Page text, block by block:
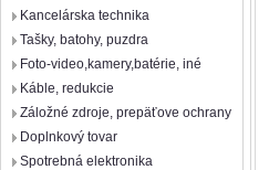
Kancelárska technika
Tašky, batohy, puzdra
Foto-video,kamery,batérie, iné
Káble, redukcie
Záložné zdroje, prepäťove ochrany
Doplnkový tovar
Spotrebná elektronika